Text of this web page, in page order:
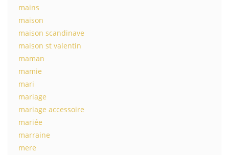
mains
maison
maison scandinave
maison st valentin
maman
mamie
mari
mariage
mariage accessoire
mariée
marraine
mere